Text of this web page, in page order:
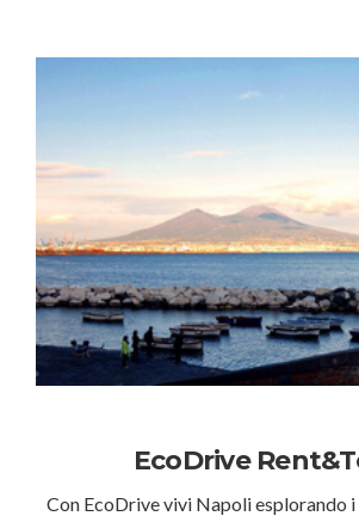
EcoDrive
Con EcoDrive vivi Napoli esplorando i